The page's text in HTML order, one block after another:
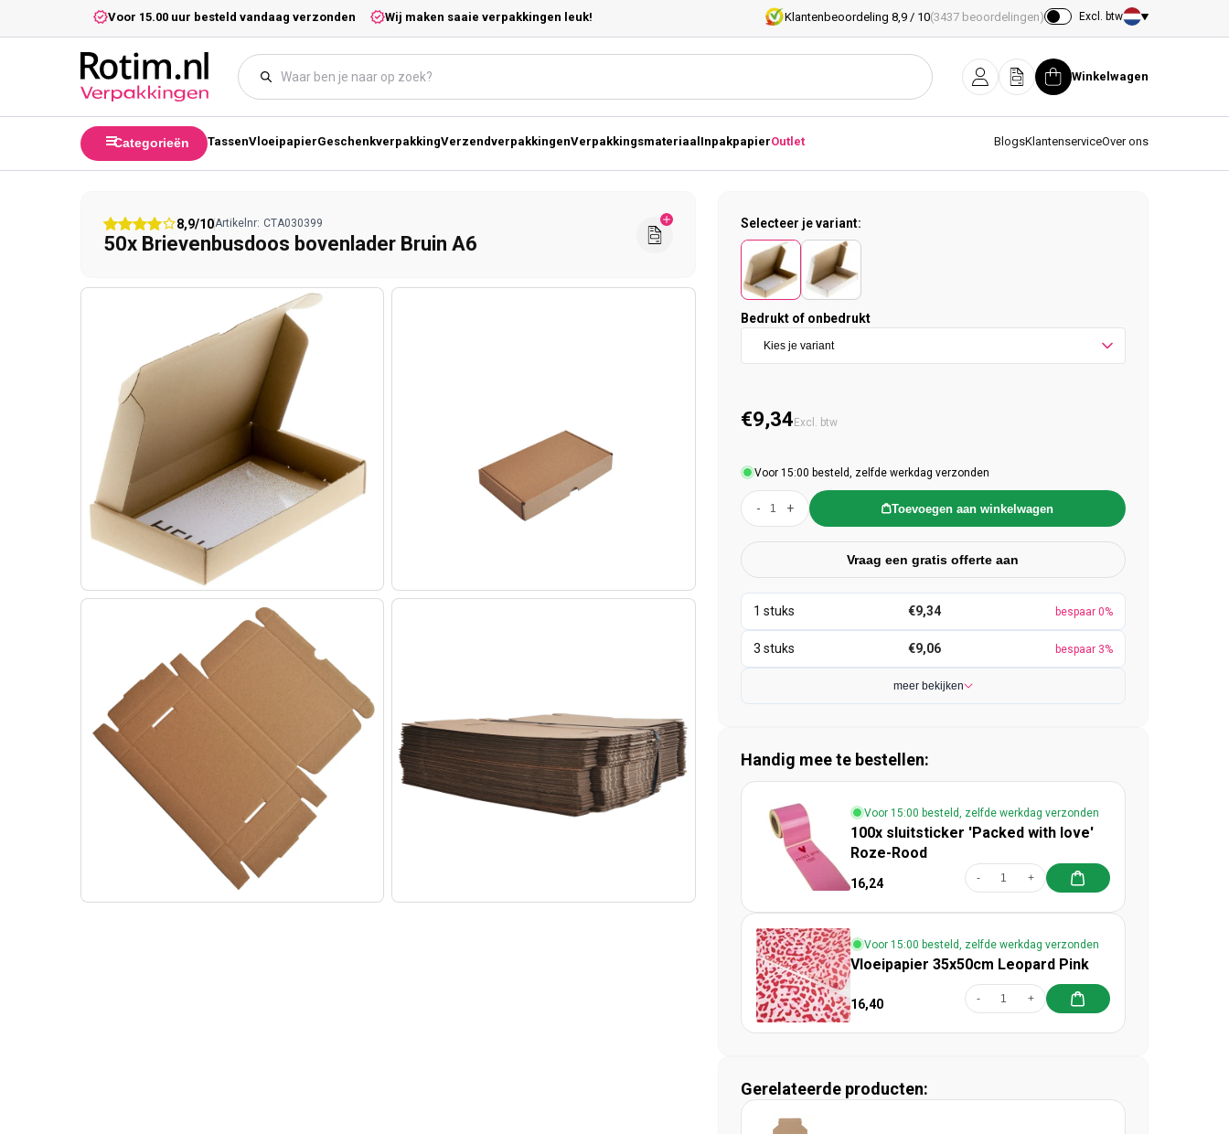
Meteen naar de contentVoor 15.00 uur besteld vandaag verzonden Wij maken saaie verpakkingen leuk! Klantenbeoordeling 8,9 / 10(3437 beoordelingen) Excl. btw
Land/regio
InloggenOfferteWinkelwagen
Winkelwagen
Categorieën TassenVloeipapierGeschenkverpakkingVerzendverpakkingenVerpakkingsmateriaal InpakpapierOutlet BlogsKlantenserviceOver ons
8,9/10Artikelnr: CTA030399
50x Brievenbusdoos bovenlader Bruin A6
Selecteer je variant:
Bedrukt of onbedrukt
Normale prijs
€9,34 Excl. btw
Voor 15:00 besteld, zelfde werkdag verzonden
- + Toevoegen aan winkelwagen
Vraag een gratis offerte aan
€9,34 bespaar 0%
€9,06 bespaar 3%
meer bekijken
Handig mee te bestellen:
Voor 15:00 besteld, zelfde werkdag verzonden
100x sluitsticker 'Packed with love'
Roze-Rood
16,24 - +
Voor 15:00 besteld, zelfde werkdag verzonden
Vloeipapier 35x50cm Leopard Pink
16,40 - +
Gerelateerde producten: